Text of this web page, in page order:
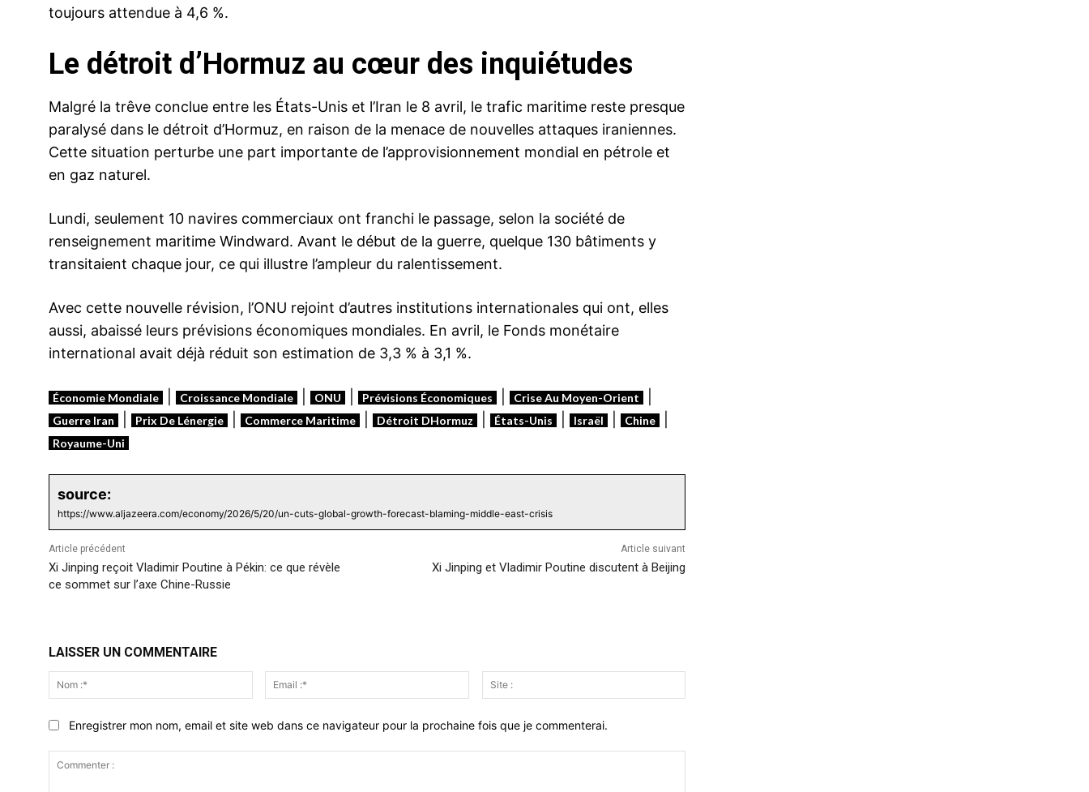
toujours attendue à 4,6 %.
Le détroit d’Hormuz au cœur des inquiétudes
Malgré la trêve conclue entre les États-Unis et l’Iran le 8 avril, le trafic maritime reste presque
paralysé dans le détroit d’Hormuz, en raison de la menace de nouvelles attaques iraniennes.
Cette situation perturbe une part importante de l’approvisionnement mondial en pétrole et
en gaz naturel.
Lundi, seulement 10 navires commerciaux ont franchi le passage, selon la société de
renseignement maritime Windward. Avant le début de la guerre, quelque 130 bâtiments y
transitaient chaque jour, ce qui illustre l’ampleur du ralentissement.
Avec cette nouvelle révision, l’ONU rejoint d’autres institutions internationales qui ont, elles
aussi, abaissé leurs prévisions économiques mondiales. En avril, le Fonds monétaire
international avait déjà réduit son estimation de 3,3 % à 3,1 %.
Économie Mondiale Croissance Mondiale ONU Prévisions Économiques Crise Au Moyen-Orient
Guerre Iran Prix De Lénergie Commerce Maritime Détroit DHormuz États-Unis Israël Chine
Royaume-Uni
source:
https://www.aljazeera.com/economy/2026/5/20/un-cuts-global-growth-forecast-blaming-middle-east-crisis
Article précédent
Xi Jinping reçoit Vladimir Poutine à Pékin: ce que révèle
ce sommet sur l’axe Chine-Russie
Article suivant
Xi Jinping et Vladimir Poutine discutent à Beijing
LAISSER UN COMMENTAIRE
Nom
:*
Email
:*
:
Enregistrer mon nom, email et site web dans ce navigateur pour la prochaine fois que je commenterai.